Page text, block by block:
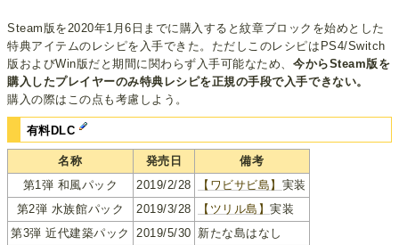
Steam版を2020年1月6日までに購入すると紋章ブロックを始めとした
特典アイテムのレシピを入手できた。ただしこのレシピはPS4/Switch
版およびWin版だと期間に関わらず入手可能なため、 今からSteam版を
購入したプレイヤーのみ特典レシピを正規の手段で入手できない。
購入の際はこの点も考慮しよう。
有料DLC
名称 発売日
備考
第1弾 和風パック
2019/2/28 【ワビサビ島】 実装
第2弾 水族館パック
2019/3/28 【ツリル島】実装
第3弾 近代建築パック
2019/5/30 新たな島はなし